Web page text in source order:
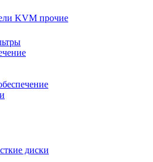
KVM прочие
диски